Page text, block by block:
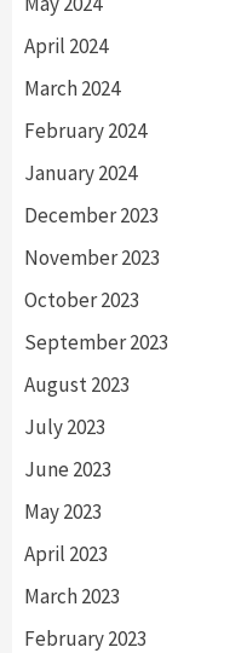
April 2024
March 2024
February 2024
January 2024
December 2023
November 2023
October 2023
September 2023
August 2023
July 2023
June 2023
May 2023
April 2023
March 2023
February 2023